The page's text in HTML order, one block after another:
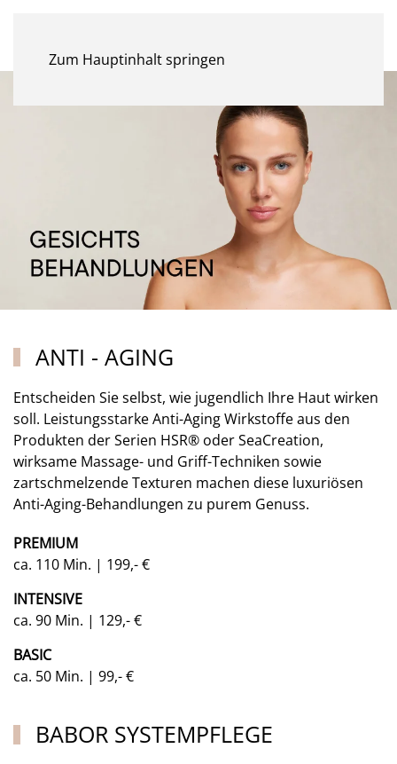
Zum Hauptinhalt springen
ANTI - AGING
Entscheiden Sie selbst, wie jugendlich Ihre Haut wirken
soll. Leistungsstarke Anti-Aging Wirkstoffe aus den
Produkten der Serien HSR® oder SeaCreation,
wirksame Massage- und Griff-Techniken sowie
zartschmelzende Texturen machen diese luxuriösen
Anti-Aging-Behandlungen zu purem Genuss.
PREMIUM
ca. 110 Min. | 199,- €
INTENSIVE
ca. 90 Min. | 129,- €
BASIC
ca. 50 Min. | 99,- €
BABOR SYSTEMPFLEGE